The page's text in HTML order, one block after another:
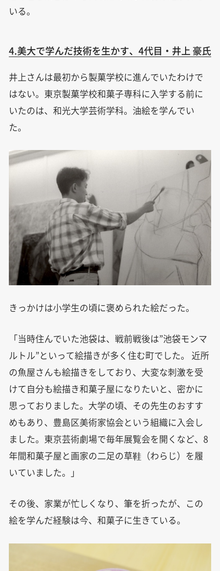
いる。
4.美大で学んだ技術を生かす、4代目・井上 豪氏
井上さんは最初から製菓学校に進んでいたわけで
はない。東京製菓学校和菓子専科に入学する前に
いたのは、和光大学芸術学科。油絵を学んでい
た。
きっかけは小学生の頃に褒められた絵だった。
「当時住んでいた池袋は、戦前戦後は”池袋モンマ
ルトル”といって絵描きが多く住む町でした。 近所
の魚屋さんも絵描きをしており、大変な刺激を受
けて自分も絵描き和菓子屋になりたいと、密かに
思っておりました。大学の頃、その先生のおすす
めもあり、豊島区美術家協会という組織に入会し
ました。東京芸術劇場で毎年展覧会を開くなど、8
年間和菓子屋と画家の二足の草鞋（わらじ）を履
いていました。」
その後、家業が忙しくなり、筆を折ったが、この
絵を学んだ経験は今、和菓子に生きている。